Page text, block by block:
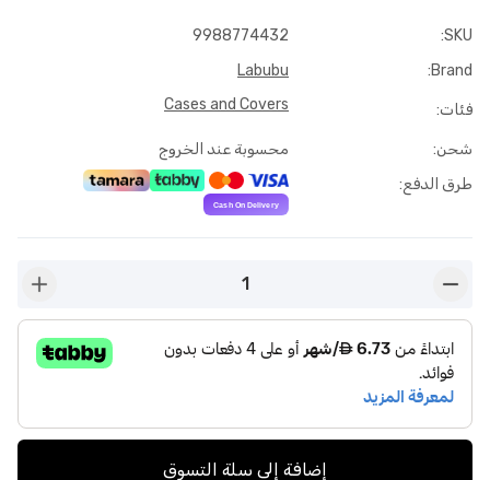
Lightning Cable
Apple Watch Wireless Charger
SKU
:
9988774432
Brand
:
Labubu
فئات:
Cases and Covers
شحن:
محسوبة عند الخروج
طرق الدفع:
1
plus
إضافة إلى سلة التسوق